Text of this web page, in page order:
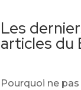
Les
articles du
Pourquoi ne pas